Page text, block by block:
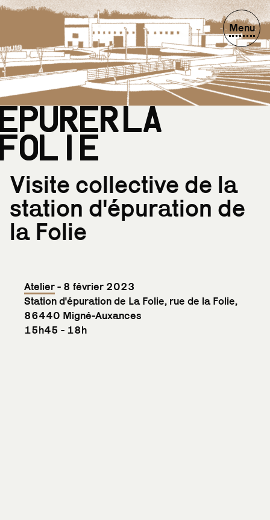
Menu
Accueil Actualités Crédits
contact@clubdebridge.fr
Site web
LA
Visite collective de la
station d'épuration de
la Folie
Atelier - 8 février 2023
Station d'épuration de La Folie, rue de la Folie,
86440 Migné-Auxances
15h45 - 18h